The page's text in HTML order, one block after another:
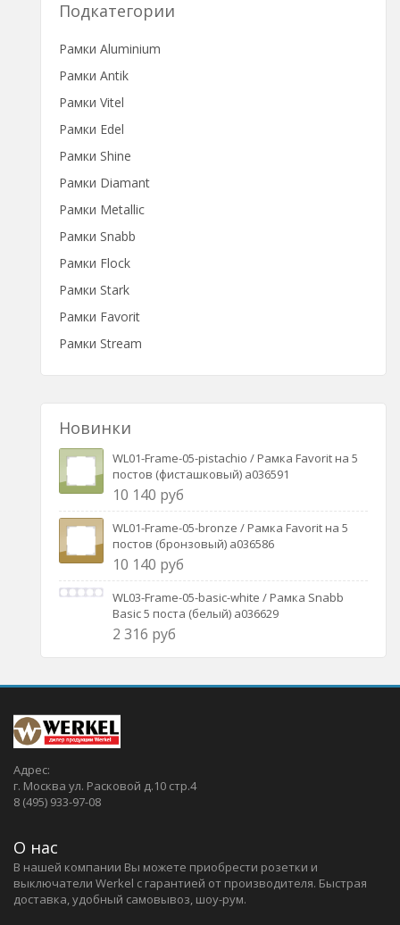
Подкатегории
Рамки Aluminium
Рамки Antik
Рамки Vitel
Рамки Edel
Рамки Shine
Рамки Diamant
Рамки Metallic
Рамки Snabb
Рамки Flock
Рамки Stark
Рамки Favorit
Рамки Stream
Новинки
WL01-Frame-05-pistachio / Рамка Favorit на 5
постов (фисташковый) a036591
10 140 руб
WL01-Frame-05-bronze / Рамка Favorit на 5
постов (бронзовый) a036586
10 140 руб
WL03-Frame-05-basic-white / Рамка Snabb
Basic 5 поста (белый) a036629
2 316 руб
Адрес:
г. Москва ул. Расковой д.10 стр.4
8 (495) 933-97-08
О нас
В нашей компании Вы можете приобрести розетки и
выключатели Werkel c гарантией от производителя. Быстрая
доставка, удобный самовывоз, шоу-рум.